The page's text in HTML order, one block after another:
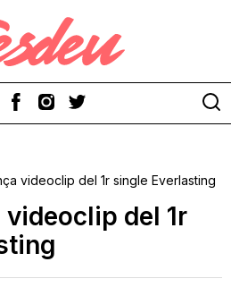
Discos
videoclip del 1r single Everlasting
del 1r